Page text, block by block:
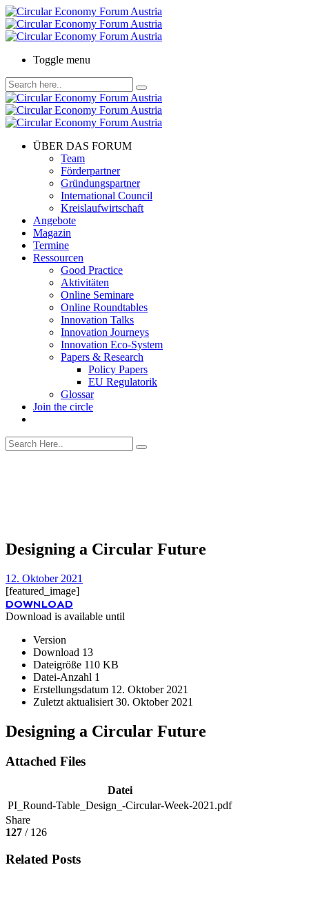
Toggle menu
ÜBER DAS FORUM
Team
Förderpartner
Gründungspartner
International Council
Kreislaufwirtschaft
Angebote
Magazin
Termine
Ressourcen
Good Practice
Aktivitäten
Online Seminare
Online Roundtables
Innovation Talks
Innovation Journeys
Innovation Eco-System
Papers & Research
Policy Papers
EU Regulatorik
Glossar
Join the circle
Designing a Circular Future
12. Oktober 2021
[featured_image]
DOWNLOAD
Download is available until
Version
Download 13
Dateigröße 110 KB
Datei-Anzahl 1
Erstellungsdatum 12. Oktober 2021
Zuletzt aktualisiert 30. Oktober 2021
Designing a Circular Future
Attached Files
Datei
PI_Round-Table_Design_-Circular-Week-2021.pdf
Share
127 / 126
Related Posts